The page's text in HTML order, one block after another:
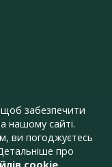
забезпечити
нашому сайті.
ви погоджуєтесь
про